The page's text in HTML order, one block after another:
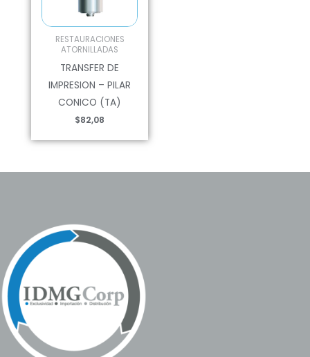
RESTAURACIONES
ATORNILLADAS
TRANSFER DE
IMPRESION – PILAR
CONICO (TA)
$82,08